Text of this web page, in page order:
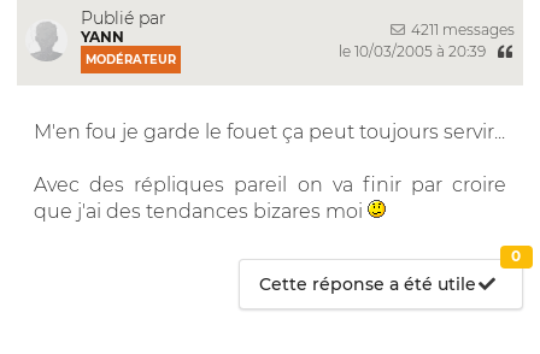
Publié par
YANN
MODÉRATEUR
4211 messages
le 10/03/2005 à 20:39
M'en fou je garde le fouet ça peut toujours servir...
Avec des répliques pareil on va finir par croire
que j'ai des tendances bizares moi
Cette réponse a été utile
0